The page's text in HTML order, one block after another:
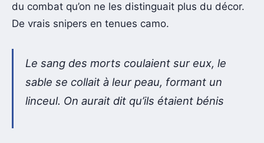
du combat qu’on ne les distinguait plus du décor.
De vrais snipers en tenues camo.
Le sang des morts coulaient sur eux, le
sable se collait à leur peau, formant un
linceul. On aurait dit qu’ils étaient bénis